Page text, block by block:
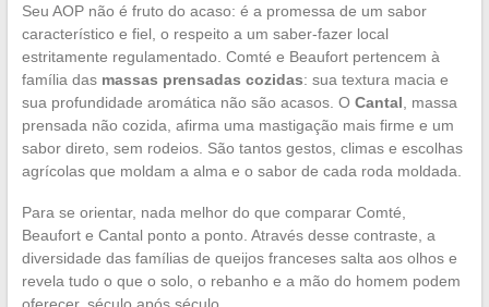
Seu AOP não é fruto do acaso: é a promessa de um sabor
característico e fiel, o respeito a um saber-fazer local
estritamente regulamentado. Comté e Beaufort pertencem à
família das massas prensadas cozidas: sua textura macia e
sua profundidade aromática não são acasos. O Cantal , massa
prensada não cozida, afirma uma mastigação mais firme e um
sabor direto, sem rodeios. São tantos gestos, climas e escolhas
agrícolas que moldam a alma e o sabor de cada roda moldada.
Para se orientar, nada melhor do que comparar Comté,
Beaufort e Cantal ponto a ponto. Através desse contraste, a
diversidade das famílias de queijos franceses salta aos olhos e
revela tudo o que o solo, o rebanho e a mão do homem podem